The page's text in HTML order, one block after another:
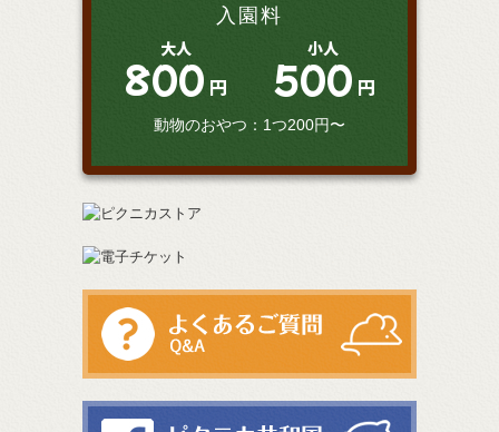
入園料
大人
800 円
小人
500 円
動物のおやつ：1つ200円〜